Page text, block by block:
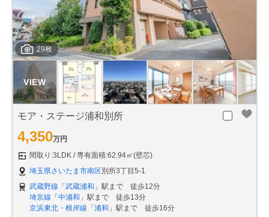
29枚
モア・ステージ浦和別所
4,350万円
間取り:3LDK
専有面積:62.94㎡(壁芯)
埼玉県さいたま市南区別所3丁目5-1
武蔵野線 「 武蔵浦和 」駅まで 徒歩12分
埼京線 「 中浦和 」駅まで 徒歩13分
京浜東北・根岸線 「 浦和 」駅まで 徒歩16分